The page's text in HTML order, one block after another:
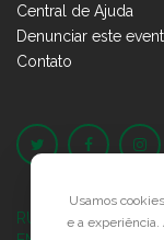
Central de Ajuda
Denunciar este
Contato
RUA JOSÉ PONTES
Usamos
e a experiência.